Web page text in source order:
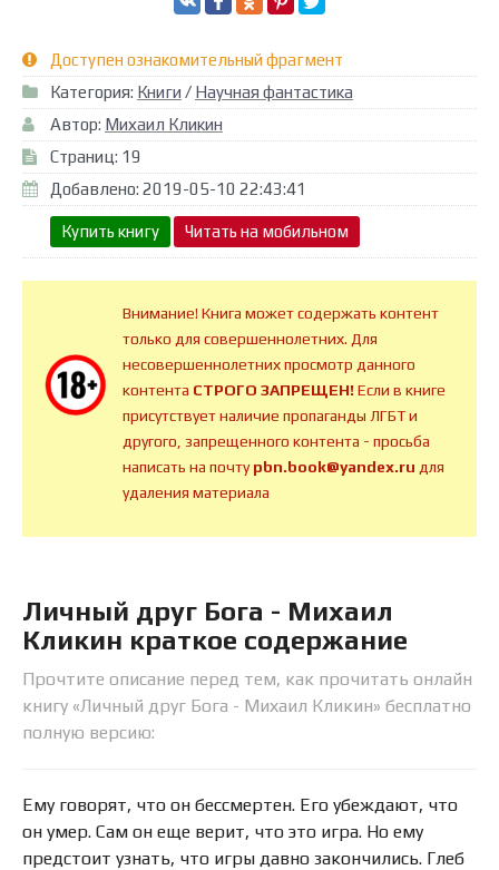
Доступен ознакомительный фрагмент
Категория: Книги / Научная фантастика
Автор: Михаил Кликин
Страниц: 19
Добавлено: 2019-05-10 22:43:41
Купить книгу Читать на мобильном
Внимание! Книга может содержать контент
только для совершеннолетних. Для
несовершеннолетних просмотр данного
контента СТРОГО ЗАПРЕЩЕН!Если в книге
присутствует наличие пропаганды ЛГБТ и
другого, запрещенного контента - просьба
написать на почтуpbn.book@yandex.ru для
удаления материала
Личный друг Бога - Михаил
Кликин краткое содержание
Прочтите описание перед тем, как прочитать онлайн
книгу «Личный друг Бога - Михаил Кликин» бесплатно
полную версию:
Ему говорят, что он бессмертен. Его убеждают, что
он умер. Сам он еще верит, что это игра. Но ему
предстоит узнать, что игры давно закончились. Глеб